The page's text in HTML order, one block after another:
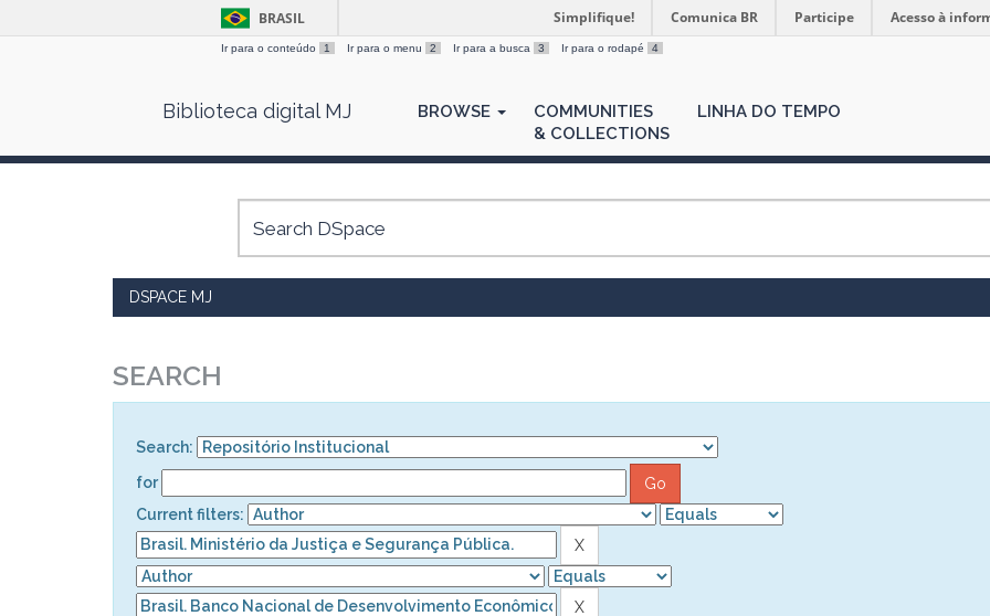
BRASIL Simplifique! Comunica BR Participe Acesso à
Ir para o conteúdo 1 Ir para o menu 2 Ir para a busca 3 Ir para o rodapé 4
Biblioteca digital MJ BROWSE
COMMUNITIES
& COLLECTIONS
LINHA DO TEMPO
DSPACE MJ
SEARCH
Search:
for
Current filters: